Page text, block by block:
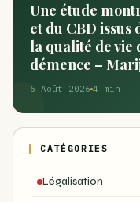
Une étude
et du CBD
la qualité de vie
démence –
6 Août 2026 4 min
CATÉGORIES
Légalisation